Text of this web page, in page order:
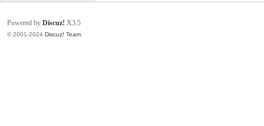
Powered by Discuz! X3.5
© 2001-2024 Discuz! Team